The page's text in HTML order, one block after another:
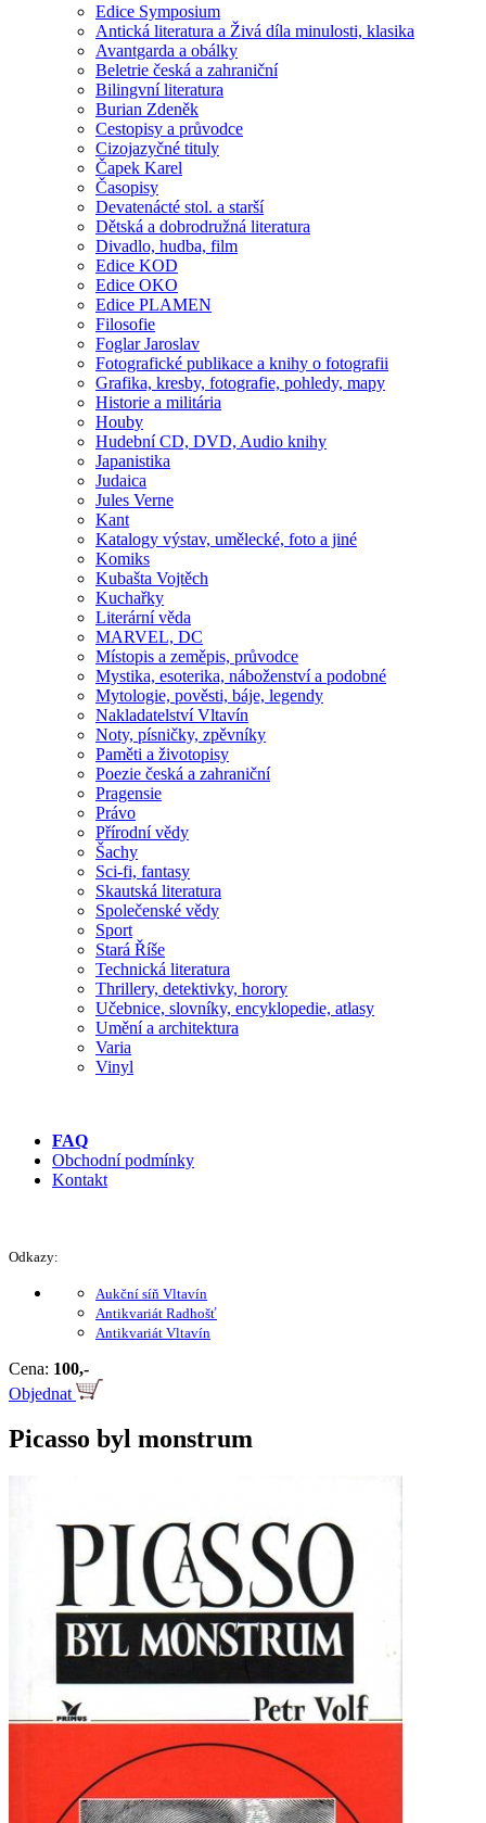
Edice Symposium
Antická literatura a Živá díla minulosti, klasika
Avantgarda a obálky
Beletrie česká a zahraniční
Bilingvní literatura
Burian Zdeněk
Cestopisy a průvodce
Cizojazyčné tituly
Čapek Karel
Časopisy
Devatenácté stol. a starší
Dětská a dobrodružná literatura
Divadlo, hudba, film
Edice KOD
Edice OKO
Edice PLAMEN
Filosofie
Foglar Jaroslav
Fotografické publikace a knihy o fotografii
Grafika, kresby, fotografie, pohledy, mapy
Historie a militária
Houby
Hudební CD, DVD, Audio knihy
Japanistika
Judaica
Jules Verne
Kant
Katalogy výstav, umělecké, foto a jiné
Komiks
Kubašta Vojtěch
Kuchařky
Literární věda
MARVEL, DC
Místopis a zeměpis, průvodce
Mystika, esoterika, náboženství a podobné
Mytologie, pověsti, báje, legendy
Nakladatelství Vltavín
Noty, písničky, zpěvníky
Paměti a životopisy
Poezie česká a zahraniční
Pragensie
Právo
Přírodní vědy
Šachy
Sci-fi, fantasy
Skautská literatura
Společenské vědy
Sport
Stará Říše
Technická literatura
Thrillery, detektivky, horory
Učebnice, slovníky, encyklopedie, atlasy
Umění a architektura
Varia
Vinyl
FAQ
Obchodní podmínky
Kontakt
Odkazy:
Aukční síň Vltavín
Antikvariát Radhošť
Antikvariát Vltavín
Cena: 100,-
Objednat
Picasso byl monstrum